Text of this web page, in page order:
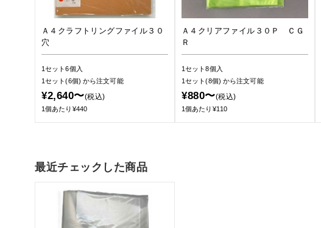
Ａ４クラフトリングファイル３０
穴
1セット6個入
1セット(6個) から注文可能
¥2,640〜(税込)
1個あたり¥440
Ａ４クリアファイル３０Ｐ ＣＧ
Ｒ
1セット8個入
1セット(8個) から注文可能
¥880〜(税込)
1個あたり¥110
最近チェックした商品